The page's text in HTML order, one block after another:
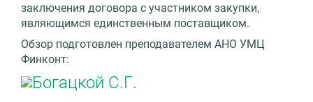
заключения договора с участником закупки,
являющимся единственным поставщиком.
Обзор подготовлен преподавателем АНО УМЦ
Финконт:
Богацкой С.Г.